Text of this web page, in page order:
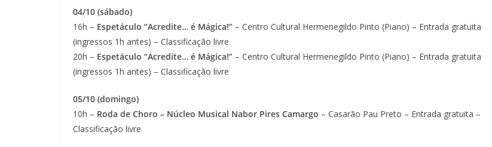
04/10 (sábado)
16h – Espetáculo “Acredite… é Mágica!” – Centro Cultural Hermenegildo Pinto (Piano) – Entrada gratuita
(ingressos 1h antes) – Classificação livre
20h – Espetáculo “Acredite… é Mágica!” – Centro Cultural Hermenegildo Pinto (Piano) – Entrada gratuita
(ingressos 1h antes) – Classificação livre
05/10 (domingo)
10h – Roda de Choro – Núcleo Musical Nabor Pires Camargo – Casarão Pau Preto – Entrada gratuita –
Classificação livre